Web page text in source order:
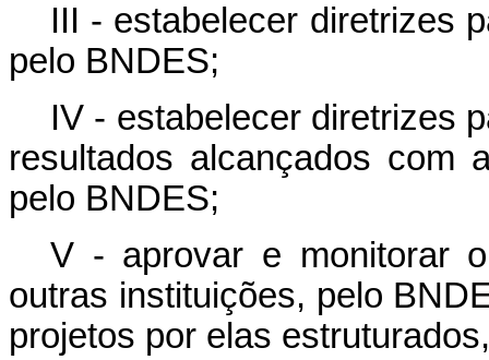
III - estabelecer diretrizes
pelo BNDES;
IV - estabelecer diretrizes
resultados alcançados com
pelo BNDES;
V - aprovar e monitorar
outras instituições, pelo
projetos por elas